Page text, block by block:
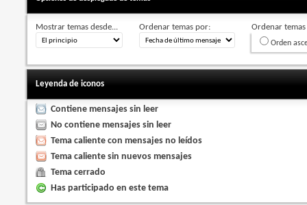
Mostrar temas desde... Ordenar temas por: Ordenar
Orden
Leyenda de iconos
Contiene mensajes sin leer
No contiene mensajes sin leer
Tema caliente con mensajes no leídos
Tema caliente sin nuevos mensajes
Tema cerrado
Has participado en este tema